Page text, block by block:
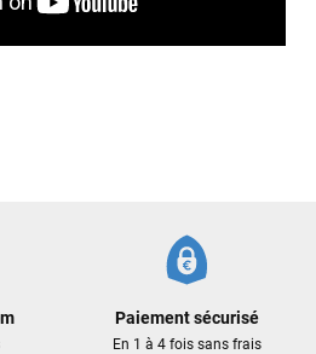
Paiement sécurisé
En 1 à 4 fois sans frais